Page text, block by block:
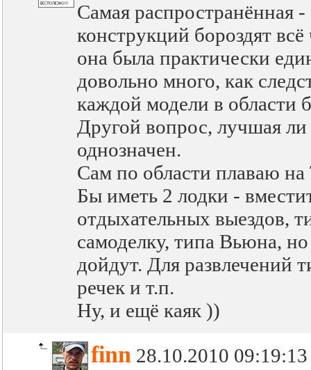
Самая распространённая
конструкций бороздят
она была практически
довольно много, как
каждой модели в области
Другой вопрос, лучшая ли
однозначен.
Сам по области плаваю
Бы иметь 2 лодки -
отдыхательных выездов,
самоделку, типа Вьюна,
дойдут. Для развлечений
речек и т.п.
Ну, и ещё каяк ))
finn 28.10.2010 09:19:13